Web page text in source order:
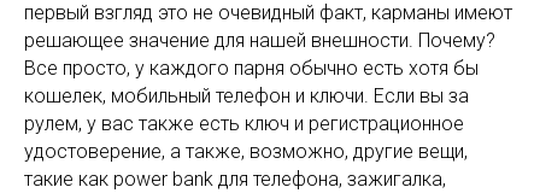
первый взгляд это не очевидный факт, карманы имеют
решающее значение для нашей внешности. Почему?
Все просто, у каждого парня обычно есть хотя бы
кошелек, мобильный телефон и ключи. Если вы за
рулем, у вас также есть ключ и регистрационное
удостоверение, а также, возможно, другие вещи,
такие как power bank для телефона, зажигалка,